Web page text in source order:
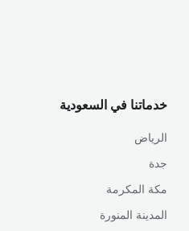
خدماتنا في السعودية
الرياض
جدة
مكة المكرمة
المدينة المنورة